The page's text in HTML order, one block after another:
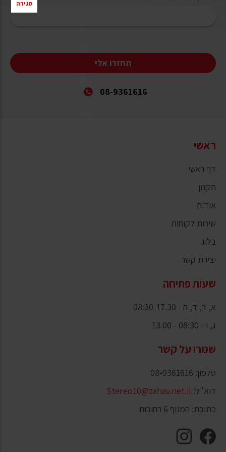
תחזרו אלי
08-9361616
ראשי
דף ראשי
תקנון
אודות
שירות לקוחות
בלוג
יצירת קשר
שעות פתיחה
א, ב, ד, ה - 08:30-17.30
ג, ו - 08:30 - 13.00
שמרו על קשר
טלפון: 08-9361616
דוא"ל: Stereo10@zahav.net.il
כתובת: המנוף 6 רחובות
סגירה